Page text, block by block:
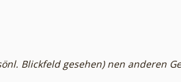
Blickfeld gesehen) nen anderen